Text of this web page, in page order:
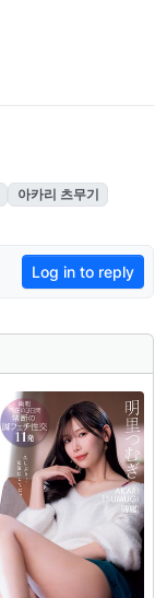
아카리 츠무기
Log in to reply